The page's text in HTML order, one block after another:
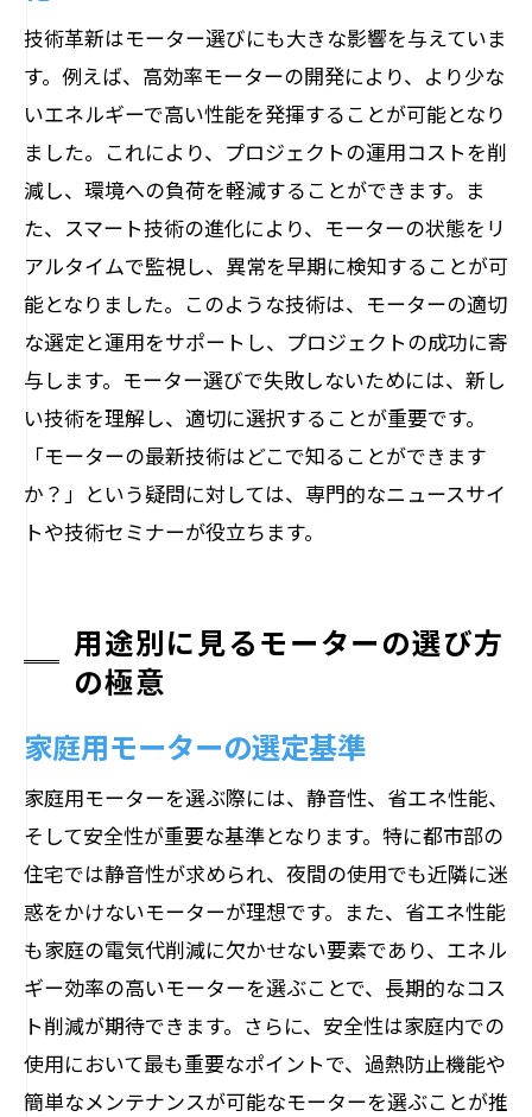
技術革新はモーター選びにも大きな影響を与えていま
す。例えば、高効率モーターの開発により、より少な
いエネルギーで高い性能を発揮することが可能となり
ました。これにより、プロジェクトの運用コストを削
減し、環境への負荷を軽減することができます。ま
た、スマート技術の進化により、モーターの状態をリ
アルタイムで監視し、異常を早期に検知することが可
能となりました。このような技術は、モーターの適切
な選定と運用をサポートし、プロジェクトの成功に寄
与します。モーター選びで失敗しないためには、新し
い技術を理解し、適切に選択することが重要です。
「モーターの最新技術はどこで知ることができます
か？」という疑問に対しては、専門的なニュースサイ
トや技術セミナーが役立ちます。
用途別に見るモーターの選び方
の極意
家庭用モーターの選定基準
家庭用モーターを選ぶ際には、静音性、省エネ性能、
そして安全性が重要な基準となります。特に都市部の
住宅では静音性が求められ、夜間の使用でも近隣に迷
惑をかけないモーターが理想です。また、省エネ性能
も家庭の電気代削減に欠かせない要素であり、エネル
ギー効率の高いモーターを選ぶことで、長期的なコス
ト削減が期待できます。さらに、安全性は家庭内での
使用において最も重要なポイントで、過熱防止機能や
簡単なメンテナンスが可能なモーターを選ぶことが推